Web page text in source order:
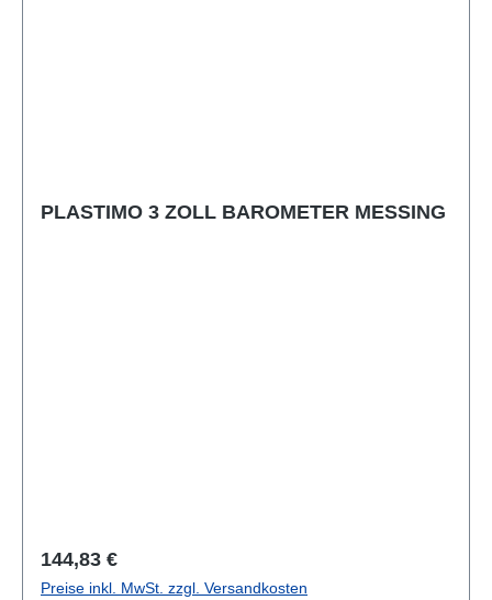
PLASTIMO 3 ZOLL BAROMETER MESSING
Regulärer Preis:
144,83 €
Preise inkl. MwSt. zzgl. Versandkosten